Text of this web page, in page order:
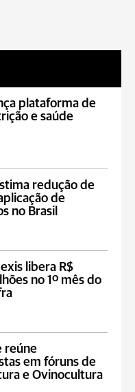
plataforma de
e saúde
redução de
de
no Brasil
libera R$
no 1º mês do
reúne
em fóruns de
e Ovinocultura